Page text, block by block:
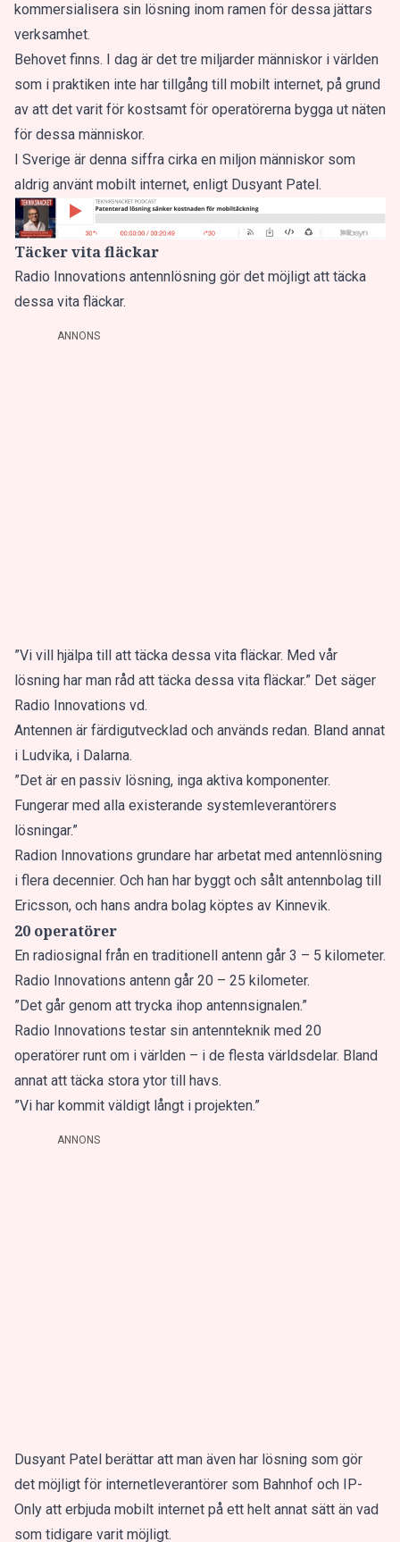
kommersialisera sin lösning inom ramen för dessa jättars
verksamhet.
Behovet finns. I dag är det tre miljarder människor i världen
som i praktiken inte har tillgång till mobilt internet, på grund
av att det varit för kostsamt för operatörerna bygga ut näten
för dessa människor.
I Sverige är denna siffra cirka en miljon människor som
aldrig använt mobilt internet, enligt Dusyant Patel.
Täcker vita fläckar
Radio Innovations antennlösning gör det möjligt att täcka
dessa vita fläckar.
ANNONS
”Vi vill hjälpa till att täcka dessa vita fläckar. Med vår
lösning har man råd att täcka dessa vita fläckar.” Det säger
Radio Innovations vd.
Antennen är färdigutvecklad och används redan. Bland annat
i Ludvika, i Dalarna.
”Det är en passiv lösning, inga aktiva komponenter.
Fungerar med alla existerande systemleverantörers
lösningar.”
Radion Innovations grundare har arbetat med antennlösning
i flera decennier. Och han har byggt och sålt antennbolag till
Ericsson, och hans andra bolag köptes av Kinnevik.
20 operatörer
En radiosignal från en traditionell antenn går 3 – 5 kilometer.
Radio Innovations antenn går 20 – 25 kilometer.
”Det går genom att trycka ihop antennsignalen.”
Radio Innovations testar sin antennteknik med 20
operatörer runt om i världen – i de flesta världsdelar. Bland
annat att täcka stora ytor till havs.
”Vi har kommit väldigt långt i projekten.”
ANNONS
Dusyant Patel berättar att man även har lösning som gör
det möjligt för internetleverantörer som Bahnhof och IP-
Only att erbjuda mobilt internet på ett helt annat sätt än vad
som tidigare varit möjligt.